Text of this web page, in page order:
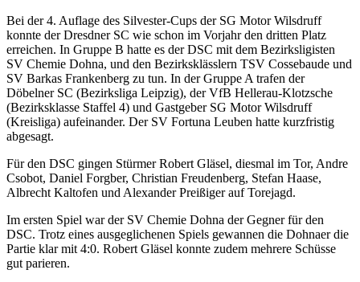
Bei der 4. Auflage des Silvester-Cups der SG Motor Wilsdruff
konnte der Dresdner SC wie schon im Vorjahr den dritten Platz
erreichen. In Gruppe B hatte es der DSC mit dem Bezirksligisten
SV Chemie Dohna, und den Bezirksklässlern TSV Cossebaude und
SV Barkas Frankenberg zu tun. In der Gruppe A trafen der
Döbelner SC (Bezirksliga Leipzig), der VfB Hellerau-Klotzsche
(Bezirksklasse Staffel 4) und Gastgeber SG Motor Wilsdruff
(Kreisliga) aufeinander. Der SV Fortuna Leuben hatte kurzfristig
abgesagt.
Für den DSC gingen Stürmer Robert Gläsel, diesmal im Tor, Andre
Csobot, Daniel Forgber, Christian Freudenberg, Stefan Haase,
Albrecht Kaltofen und Alexander Preißiger auf Torejagd.
Im ersten Spiel war der SV Chemie Dohna der Gegner für den
DSC. Trotz eines ausgeglichenen Spiels gewannen die Dohnaer die
Partie klar mit 4:0. Robert Gläsel konnte zudem mehrere Schüsse
gut parieren.